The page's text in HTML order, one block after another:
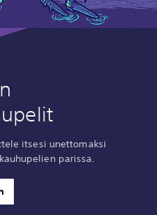
itsesi unettomaksi
parissa.